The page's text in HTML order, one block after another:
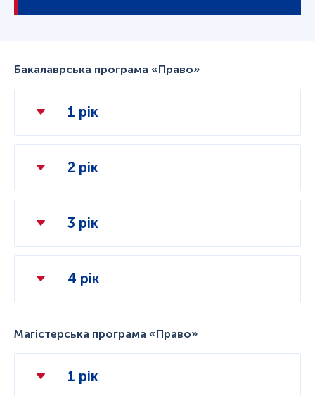
Бакалаврська програма «Право»
1 рік
2 рік
3 рік
4 рік
Магістерська програма «Право»
1 рік